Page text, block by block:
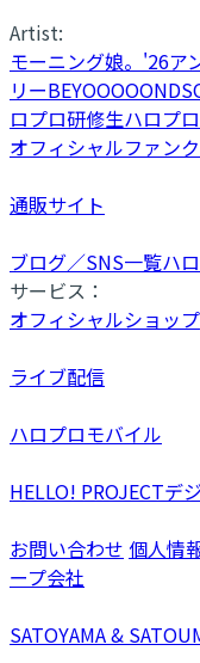
Artist:
モーニング娘。'26ア
リーBEYOOOOONDS
ロプロ研修生ハロプ
オフィシャルファン
通販サイト
ブログ／SNS一覧ハ
サービス：
オフィシャルショップ
ライブ配信
ハロプロモバイル
HELLO! PROJECTデ
お問い合わせ 個人情
ープ会社
SATOYAMA &